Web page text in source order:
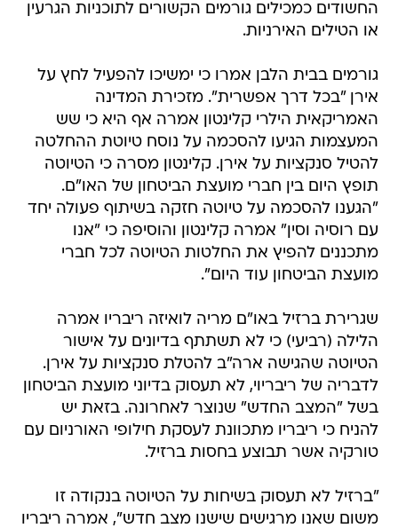
החשודים כמכילים גורמים הקשורים לתוכניות הגרעין
או הטילים האירניות.
גורמים בבית הלבן אמרו כי ימשיכו להפעיל לחץ על
אירן "בכל דרך אפשרית". מזכירת המדינה
האמריקאית הילרי קלינטון אמרה אף היא כי שש
המעצמות הגיעו להסכמה על נוסח טיוטת ההחלטה
להטיל סנקציות על אירן. קלינטון מסרה כי הטיוטה
תופץ היום בין חברי מועצת הביטחון של האו"ם.
"הגענו להסכמה על טיוטה חזקה בשיתוף פעולה יחד
עם רוסיה וסין" אמרה קלינטון והוסיפה כי "אנו
מתכננים להפיץ את החלטות הטיוטה לכל חברי
מועצת הביטחון עוד היום".
שגרירת ברזיל באו"ם מריה לואיזה ריבריו אמרה
הלילה (רביעי) כי לא תשתתף בדיונים על אישור
הטיוטה שהגישה ארה"ב להטלת סנקציות על אירן.
לדבריה של ריבריוי, לא תעסוק בדיוני מועצת הביטחון
בשל "המצב החדש" שנוצר לאחרונה. בזאת יש
להניח כי ריבריו מתכוונת לעסקת חילופי האורניום עם
טורקיה אשר תבוצע בחסות ברזיל.
"ברזיל לא תעסוק בשיחות על הטיוטה בנקודה זו
משום שאנו מרגישים שישנו מצב חדש", אמרה ריבריו